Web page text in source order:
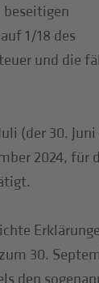
1/18 des
und die
(der 30.
2024, für
30.